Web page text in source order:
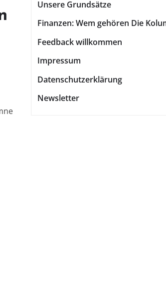
Unsere Grundsätze
Finanzen: Wem gehören Die
Feedback willkommen
Impressum
Datenschutzerklärung
Newsletter